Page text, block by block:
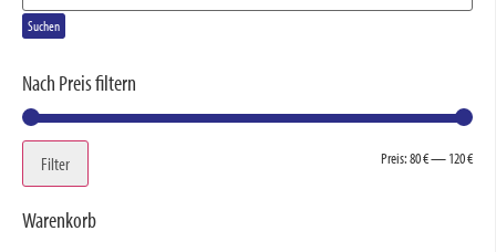
Suchen
Nach Preis filtern
Filter Preis:80 €—120 €
Warenkorb